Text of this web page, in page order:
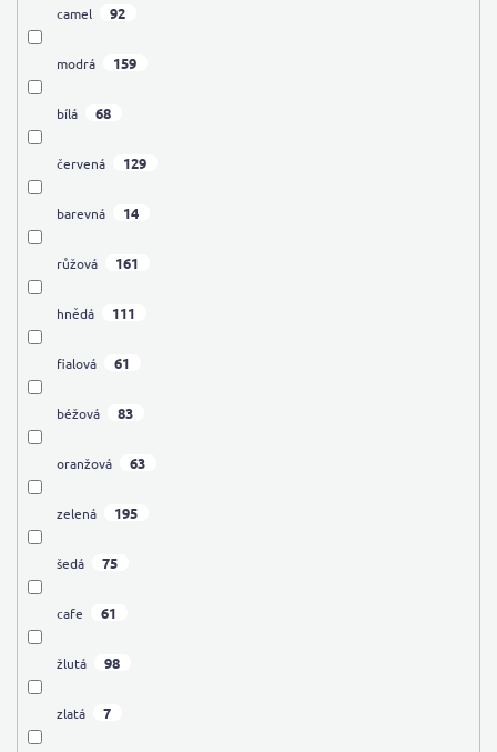
camel 92
modrá 159
bílá 68
červená 129
barevná 14
růžová 161
hnědá 111
fialová 61
béžová 83
oranžová 63
zelená 195
šedá 75
cafe 61
žlutá 98
zlatá 7